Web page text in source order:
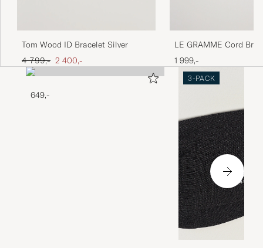
Tom Wood ID Bracelet Silver
Ordinær pris
4 799,- Nedsatt pris
2 400,-
LE GRAMME Cord
17/10 Black/Sterling
1 999,-
649,-
3-PACK